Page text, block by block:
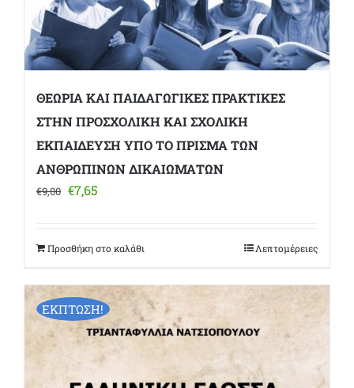
ΘΕΩΡΙΑ ΚΑΙ ΠΑΙΔΑΓΩΓΙΚΕΣ ΠΡΑΚΤΙΚΕΣ
ΣΤΗΝ ΠΡΟΣΧΟΛΙΚΗ ΚΑΙ ΣΧΟΛΙΚΗ
ΕΚΠΑΙΔΕΥΣΗ ΥΠΟ ΤΟ ΠΡΙΣΜΑ ΤΩΝ
ΑΝΘΡΩΠΙΝΩΝ ΔΙΚΑΙΩΜΑΤΩΝ
€9,00 Original
€9,00.
€7,65Η
είναι:
Προσθήκη στο καλάθι Λεπτομέρειες
ΕΚΠΤΩΣΗ!